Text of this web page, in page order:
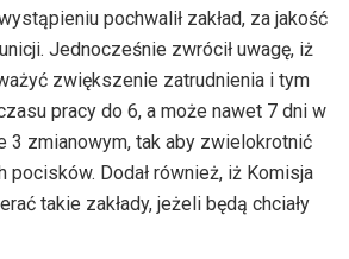
pochwalił zakład, za jakość
Jednocześnie zwrócił uwagę, iż
zwiększenie zatrudnienia i tym
pracy do 6, a może nawet 7 dni w
3 zmianowym, tak aby zwielokrotnić
pocisków. Dodał również, iż Komisja
takie zakłady, jeżeli będą chciały